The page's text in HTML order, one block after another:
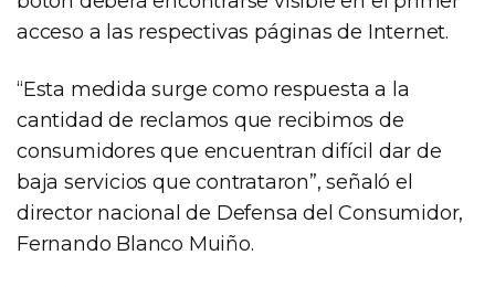
acceso a las respectivas páginas de Internet.
“Esta medida surge como respuesta a la
cantidad de reclamos que recibimos de
consumidores que encuentran difícil dar de
baja servicios que contrataron”, señaló el
director nacional de Defensa del Consumidor,
Fernando Blanco Muiño.